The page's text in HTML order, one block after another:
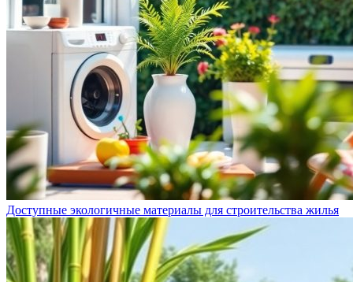
Доступные экологичные материалы для строительства жилья